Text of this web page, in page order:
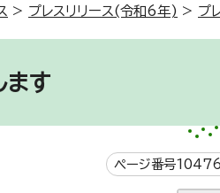
> プレスリリース(令和6年) > プ
ます
ページ番号